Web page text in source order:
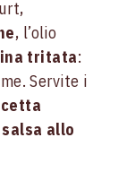
, l’olio
tritata:
Servite i
salsa allo